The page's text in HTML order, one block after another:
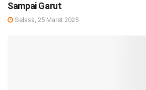
Sampai Garut
Selasa, 25 Maret 2025